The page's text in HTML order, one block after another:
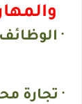
· تجارة